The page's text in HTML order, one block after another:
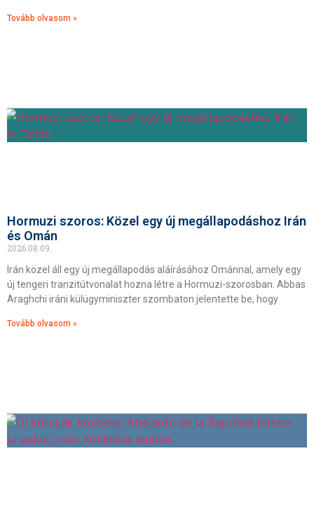
Tovább olvasom »
Hormuzi szoros: Közel egy új megállapodáshoz Irán
és Omán
2026.08.09.
Irán közel áll egy új megállapodás aláírásához Ománnal, amely egy
új tengeri tranzitútvonalat hozna létre a Hormuzi-szorosban. Abbas
Araghchi iráni külügyminiszter szombaton jelentette be, hogy
Tovább olvasom »